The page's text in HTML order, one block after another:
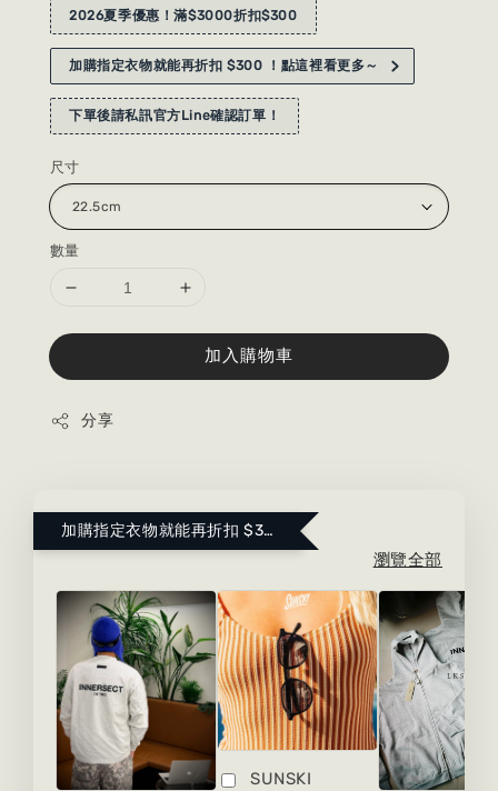
2026夏季優惠！滿$3000折扣$300
加購指定衣物就能再折扣 $300 ！點這裡看更多～
下單後請私訊官方Line確認訂單！
尺寸
數量
加入購物車
分享
加購指定衣物就能再折扣 $300 ！點這裡看更多～
瀏覽全部
SUNSKI